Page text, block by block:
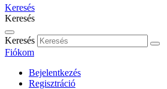
Keresés
Keresés
Keresés
Fiókom
Bejelentkezés
Regisztráció